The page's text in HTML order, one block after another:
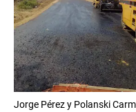
Jorge Pérez y Polanski